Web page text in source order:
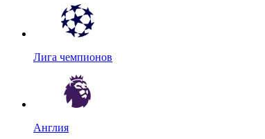
Лига чемпионов
Англия